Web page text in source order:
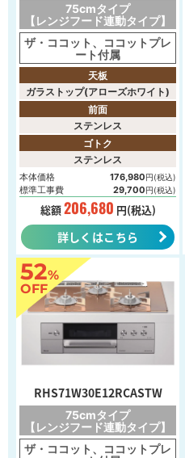
75cmタイプ
【レンジフード連動タイプ】
ザ・ココット、ココットプレ
ート付属
天板
ガラストップ(アローズホワイト)
前面
ステンレス
ゴトク
ステンレス
本体価格 176,980円(税込)
標準工事費 29,700円(税込)
総額206,680 円(税込)
詳しくはこちら
52%
OFF
RHS71W30E12RCASTW
75cmタイプ
【レンジフード連動タイプ】
ザ・ココット、ココットプレ